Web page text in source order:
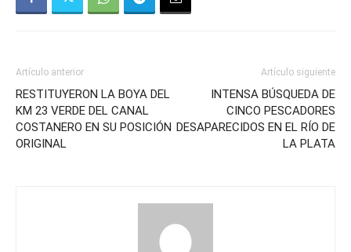
Artículo anterior
RESTITUYERON LA BOYA DEL
KM 23 VERDE DEL CANAL
COSTANERO EN SU POSICIÓN
ORIGINAL
Artículo siguiente
INTENSA BÚSQUEDA DE
CINCO PESCADORES
DESAPARECIDOS EN EL RÍO DE
LA PLATA